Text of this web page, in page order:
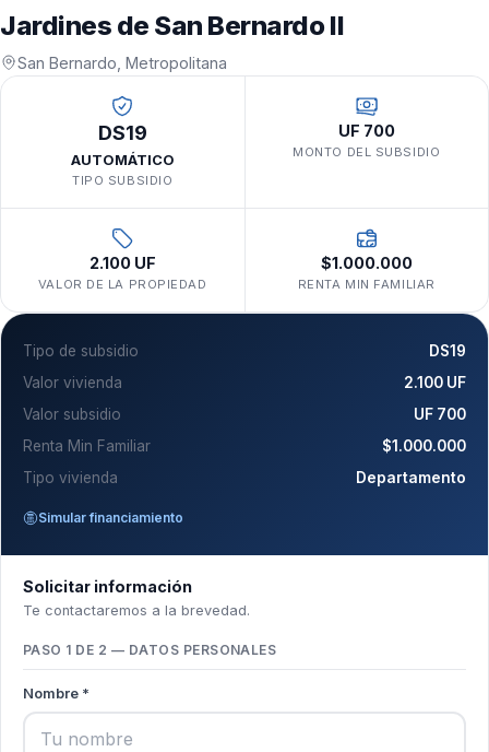
Jardines de San Bernardo II
San Bernardo, Metropolitana
DS19
AUTOMÁTICO
TIPO SUBSIDIO
UF 700
MONTO DEL SUBSIDIO
2.100 UF
VALOR DE LA PROPIEDAD
$1.000.000
RENTA MIN FAMILIAR
Tipo de subsidio
DS19
Valor vivienda
2.100 UF
Valor subsidio
UF 700
Renta Min Familiar
$1.000.000
Tipo vivienda
Departamento
Simular financiamiento
Solicitar información
Te contactaremos a la brevedad.
PASO 1 DE 2 — DATOS PERSONALES
Nombre *